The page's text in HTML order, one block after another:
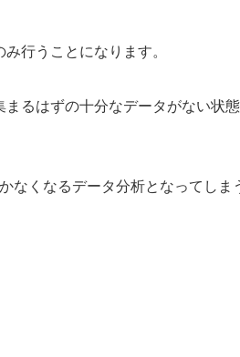
行うことになります。
るはずの十分なデータがない状
なくなるデータ分析となってしま